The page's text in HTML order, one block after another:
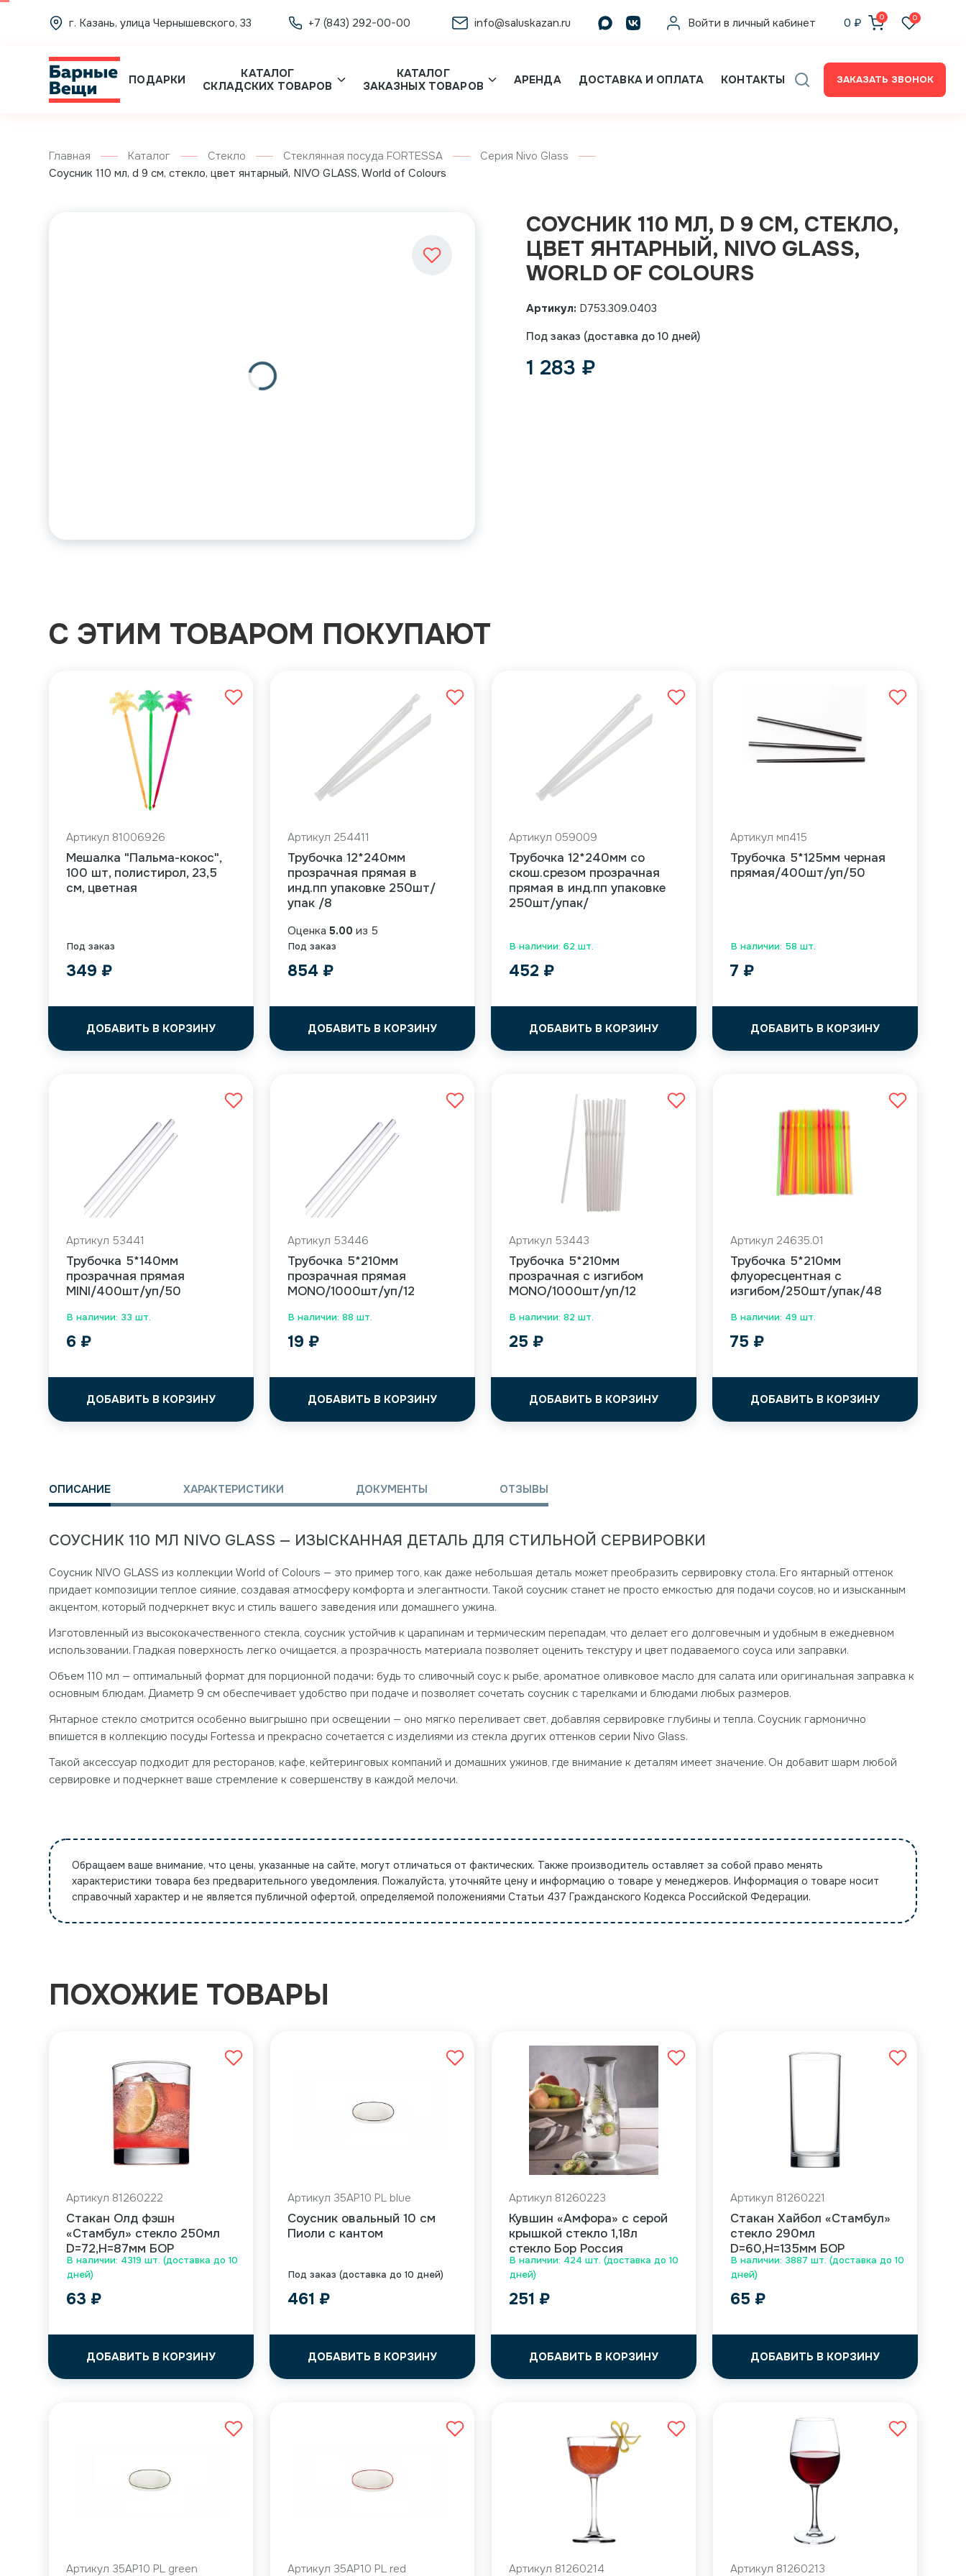
г. Казань, улица Чернышевского, 33 +7 (843) 292-00-00 info@saluskazan.ru Войти в личный кабинет 0 ₽ 0 0
ПОДАРКИ
КАТАЛОГ
СКЛАДСКИХ ТОВАРОВ
КАТАЛОГ
ЗАКАЗНЫХ ТОВАРОВ
АРЕНДА ДОСТАВКА И ОПЛАТА КОНТАКТЫ ЗАКАЗАТЬ ЗВОНОК
Главная Каталог Стекло Стеклянная посуда FORTESSA
Серия Nivo Glass
Соусник 110 мл, d 9 см, стекло, цвет янтарный, NIVO GLASS, World of Colours
СОУСНИК 110 МЛ, D 9 СМ, СТЕКЛО,
ЦВЕТ ЯНТАРНЫЙ, NIVO GLASS,
WORLD OF COLOURS
Артикул: D753.309.0403
Под заказ (доставка до 10 дней)
1 283 ₽
С ЭТИМ ТОВАРОМ ПОКУПАЮТ
Под заказ
Артикул 81006926
Мешалка "Пальма-кокос",
100 шт, полистирол, 23,5
см, цветная
349 ₽
ДОБАВИТЬ В КОРЗИНУ
Под заказ
Артикул 254411
Трубочка 12*240мм
прозрачная прямая в
инд.пп упаковке 250шт/
упак /8
Оценка5.00 из 5
854 ₽
ДОБАВИТЬ В КОРЗИНУ
В наличии: 62 шт.
Артикул 059009
Трубочка 12*240мм со
скош.срезом прозрачная
прямая в инд.пп упаковке
250шт/упак/
452 ₽
ДОБАВИТЬ В КОРЗИНУ
В наличии: 58 шт.
Артикул мп415
Трубочка 5*125мм черная
прямая/400шт/уп/50
7 ₽
ДОБАВИТЬ В КОРЗИНУ
В наличии: 33 шт.
Артикул 53441
Трубочка 5*140мм
прозрачная прямая
MINI/400шт/уп/50
6 ₽
ДОБАВИТЬ В КОРЗИНУ
В наличии: 88 шт.
Артикул 53446
Трубочка 5*210мм
прозрачная прямая
MONO/1000шт/уп/12
19 ₽
ДОБАВИТЬ В КОРЗИНУ
В наличии: 82 шт.
Артикул 53443
Трубочка 5*210мм
прозрачная с изгибом
MONO/1000шт/уп/12
25 ₽
ДОБАВИТЬ В КОРЗИНУ
В наличии: 49 шт.
Артикул 24635.01
Трубочка 5*210мм
флуоресцентная с
изгибом/250шт/упак/48
75 ₽
ДОБАВИТЬ В КОРЗИНУ
ОПИСАНИЕ ХАРАКТЕРИСТИКИ ДОКУМЕНТЫ ОТЗЫВЫ
СОУСНИК 110 МЛ NIVO GLASS — ИЗЫСКАННАЯ ДЕТАЛЬ ДЛЯ СТИЛЬНОЙ СЕРВИРОВКИ
Соусник NIVO GLASS из коллекции World of Colours — это пример того, как даже небольшая деталь может преобразить сервировку стола. Его янтарный оттенок
придает композиции теплое сияние, создавая атмосферу комфорта и элегантности. Такой соусник станет не просто емкостью для подачи соусов, но и изысканным
акцентом, который подчеркнет вкус и стиль вашего заведения или домашнего ужина.
Изготовленный из высококачественного стекла, соусник устойчив к царапинам и термическим перепадам, что делает его долговечным и удобным в ежедневном
использовании. Гладкая поверхность легко очищается, а прозрачность материала позволяет оценить текстуру и цвет подаваемого соуса или заправки.
Объем 110 мл — оптимальный формат для порционной подачи: будь то сливочный соус к рыбе, ароматное оливковое масло для салата или оригинальная заправка к
основным блюдам. Диаметр 9 см обеспечивает удобство при подаче и позволяет сочетать соусник с тарелками и блюдами любых размеров.
Янтарное стекло смотрится особенно выигрышно при освещении — оно мягко переливает свет, добавляя сервировке глубины и тепла. Соусник гармонично
впишется в коллекцию посуды Fortessa и прекрасно сочетается с изделиями из стекла других оттенков серии Nivo Glass.
Такой аксессуар подходит для ресторанов, кафе, кейтеринговых компаний и домашних ужинов, где внимание к деталям имеет значение. Он добавит шарм любой
сервировке и подчеркнет ваше стремление к совершенству в каждой мелочи.
Обращаем ваше внимание, что цены, указанные на сайте, могут отличаться от фактических. Также производитель оставляет за собой право менять
характеристики товара без предварительного уведомления. Пожалуйста, уточняйте цену и информацию о товаре у менеджеров. Информация о товаре носит
справочный характер и не является публичной офертой, определяемой положениями Статьи 437 Гражданского Кодекса Российской Федерации.
ПОХОЖИЕ ТОВАРЫ
В наличии: 4319 шт. (доставка до 10
дней)
Артикул 81260222
Стакан Олд фэшн
«Стамбул» стекло 250мл
D=72,H=87мм БОР
63 ₽
ДОБАВИТЬ В КОРЗИНУ
Под заказ (доставка до 10 дней)
Артикул 35AP10 PL blue
Соусник овальный 10 см
Пиоли с кантом
461 ₽
ДОБАВИТЬ В КОРЗИНУ
В наличии: 424 шт. (доставка до 10
дней)
Артикул 81260223
Кувшин «Амфора» с серой
крышкой стекло 1,18л
стекло Бор Россия
251 ₽
ДОБАВИТЬ В КОРЗИНУ
В наличии: 3887 шт. (доставка до 10
дней)
Артикул 81260221
Стакан Хайбол «Стамбул»
стекло 290мл
D=60,H=135мм БОР
65 ₽
ДОБАВИТЬ В КОРЗИНУ
Артикул 35AP10 PL green Артикул 35AP10 PL red Артикул 81260214 Артикул 81260213